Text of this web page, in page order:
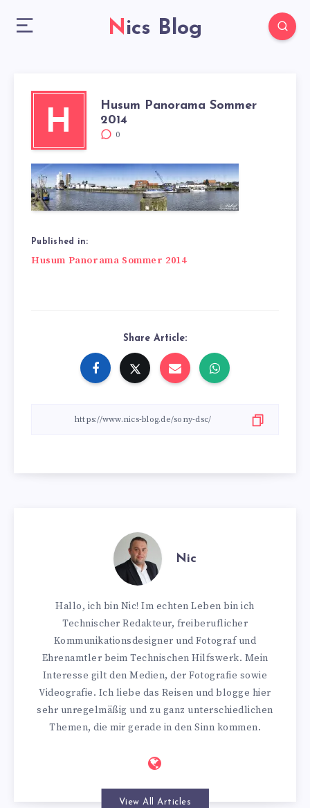
Nics Blog
H
Husum Panorama Sommer
2014
0
Published in:
Beitragsnavigation
Husum Panorama Sommer 2014
Share Article:
Nic
Hallo, ich bin Nic! Im echten Leben bin ich
Technischer Redakteur, freiberuflicher
Kommunikationsdesigner und Fotograf und
Ehrenamtler beim Technischen Hilfswerk. Mein
Interesse gilt den Medien, der Fotografie sowie
Videografie. Ich liebe das Reisen und blogge hier
sehr unregelmäßig und zu ganz unterschiedlichen
Themen, die mir gerade in den Sinn kommen.
View All Articles